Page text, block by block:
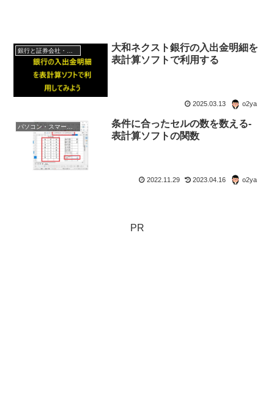
大和ネクスト銀行の入出金明細を
表計算ソフトで利用する
2025.03.13 o2ya
条件に合ったセルの数を数える-
表計算ソフトの関数
2022.11.29 2023.04.16 o2ya
PR